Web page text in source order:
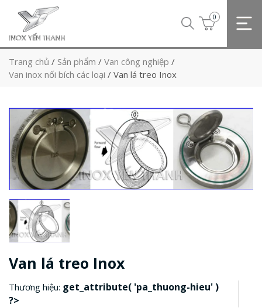
0
Trang chủ / Sản phẩm / Van công nghiệp /
Van inox nối bích các loại / Van lá treo Inox
Van lá treo Inox
Thương hiệu: get_attribute( 'pa_thuong-hieu' )
?>